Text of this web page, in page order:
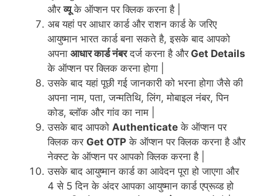
औरव्यूके ऑप्शन पर क्लिक करना है |
अब यहां पर आधार कार्ड और राशन कार्ड के जरिए
आयुष्मान भारत कार्ड बना सकते है, इसके बाद आपको
अपना आधार कार्ड नंबरदर्ज करना है औरGet Details
के ऑप्शन पर क्लिक करना होगा |
उसके बाद यहां पूछी गई जानकारी को भरना होगा जैसे की
अपना नाम, पता, जन्मतिथि, लिंग, मोबाइल नंबर, पिन
कोड, ब्लॉक और गांव का नाम |
उसके बाद आपको Authenticate के ऑप्शन पर
क्लिक कर Get OTP के ऑप्शन पर क्लिक करना है और
नेक्स्ट के ऑप्शन पर आपको क्लिक करना है |
उसके बाद आयुष्मान कार्ड का आवेदन पूरा हो जाएगा और
4 से 5 दिन के अंदर आपका आयुष्मान कार्ड एप्रूव्ड हो